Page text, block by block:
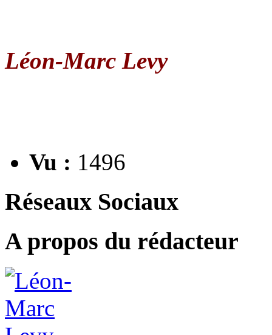
Léon-Marc Levy
Vu : 1496
Réseaux Sociaux
A propos du rédacteur